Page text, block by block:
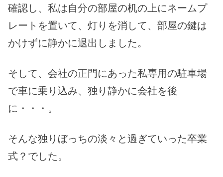
確認し、私は自分の部屋の机の上にネームプ
レートを置いて、灯りを消して、部屋の鍵は
かけずに静かに退出しました。
そして、会社の正門にあった私専用の駐車場
で車に乗り込み、独り静かに会社を後
に・・・。
そんな独りぼっちの淡々と過ぎていった卒業
式？でした。